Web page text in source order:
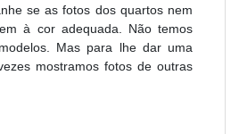
se as fotos dos quartos nem
à cor adequada. Não temos
Mas para lhe dar uma
mostramos fotos de outras